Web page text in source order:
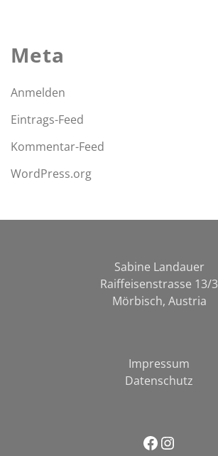
Meta
Anmelden
Eintrags-Feed
Kommentar-Feed
WordPress.org
Sabine Landauer
Raiffeisenstrasse 13/3
Mörbisch, Austria
Impressum
Datenschutz